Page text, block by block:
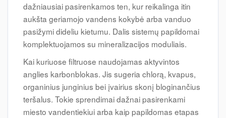
dažniausiai pasirenkamos ten, kur reikalinga itin
aukšta geriamojo vandens kokybė arba vanduo
pasižymi dideliu kietumu. Dalis sistemų papildomai
komplektuojamos su mineralizacijos moduliais.
Kai kuriuose filtruose naudojamas aktyvintos
anglies karbonblokas. Jis sugeria chlorą, kvapus,
organinius junginius bei įvairius skonį bloginančius
teršalus. Tokie sprendimai dažnai pasirenkami
miesto vandentiekiui arba kaip papildomas etapas